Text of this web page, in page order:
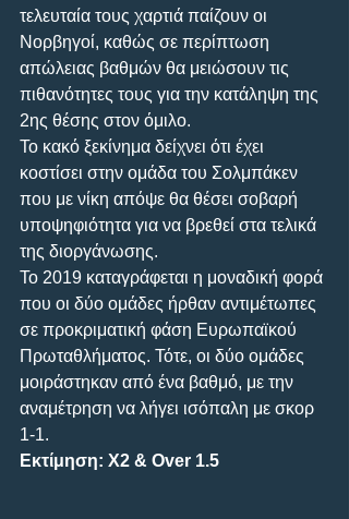
τελευταία τους χαρτιά παίζουν οι
Νορβηγοί, καθώς σε περίπτωση
απώλειας βαθμών θα μειώσουν τις
πιθανότητες τους για την κατάληψη της
2ης θέσης στον όμιλο.
Το κακό ξεκίνημα δείχνει ότι έχει
κοστίσει στην ομάδα του Σολμπάκεν
που με νίκη απόψε θα θέσει σοβαρή
υποψηφιότητα για να βρεθεί στα τελικά
της διοργάνωσης.
Το 2019 καταγράφεται η μοναδική φορά
που οι δύο ομάδες ήρθαν αντιμέτωπες
σε προκριματική φάση Ευρωπαϊκού
Πρωταθλήματος. Τότε, οι δύο ομάδες
μοιράστηκαν από ένα βαθμό, με την
αναμέτρηση να λήγει ισόπαλη με σκορ
1-1.
Εκτίμηση: Χ2 & Over 1.5